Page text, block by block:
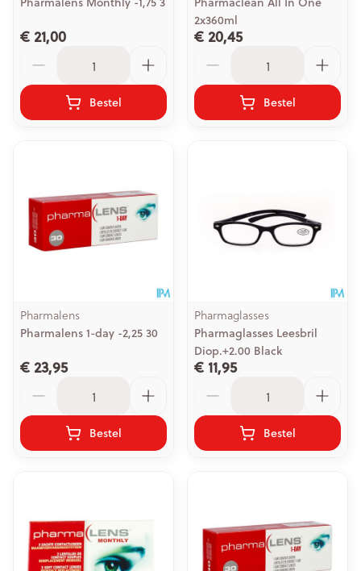
€ 21,00
Bestel
2x360ml
€ 20,45
Bestel
Pharmalens
Pharmalens 1-day -2,25 30
€ 23,95
Bestel
Pharmaglasses
Pharmaglasses Leesbril
Diop.+2.00 Black
€ 11,95
Bestel